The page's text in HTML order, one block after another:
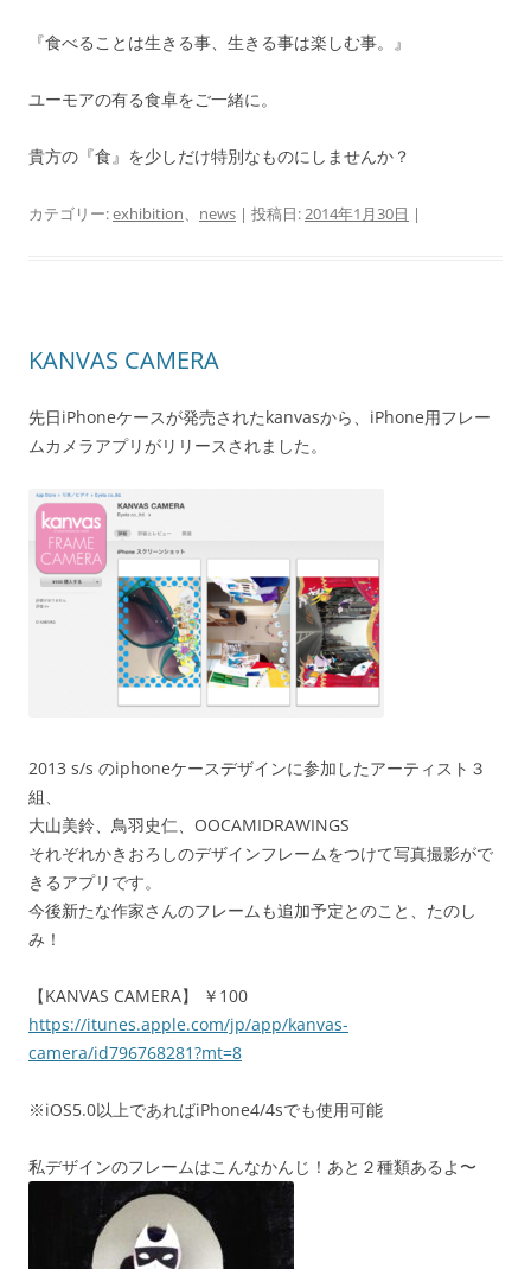
『食べることは生きる事、生きる事は楽しむ事。』
ユーモアの有る食卓をご一緒に。
貴方の『食』を少しだけ特別なものにしませんか？
カテゴリー:exhibition、 news | 投稿日:2014年1月30日 |
KANVAS CAMERA
先日iPhoneケースが発売されたkanvasから、iPhone用フレー
ムカメラアプリがリリースされました。
2013 s/s のiphoneケースデザインに参加したアーティスト３
組、
大山美鈴、鳥羽史仁、OOCAMIDRAWINGS
それぞれかきおろしのデザインフレームをつけて写真撮影がで
きるアプリです。
今後新たな作家さんのフレームも追加予定とのこと、たのし
み！
【KANVAS CAMERA】 ￥100
https://itunes.apple.com/jp/app/kanvas-
camera/id796768281?mt=8
※iOS5.0以上であればiPhone4/4sでも使用可能
私デザインのフレームはこんなかんじ！あと２種類あるよ〜